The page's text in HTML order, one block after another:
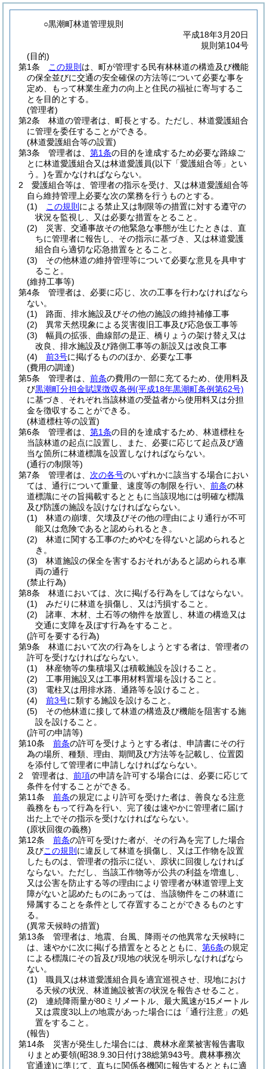
○黒潮町林道管理規則
平成18年3月20日
規則第104号
(目的)
第1条
この規則 は、町が管理する民有林林道の構造及び機能
の保全並びに交通の安全確保の方法等について必要な事を
定め、もって林業生産力の向上と住民の福祉に寄与するこ
とを目的とする。
(管理者)
第2条
林道の管理者は、町長とする。 ただし、林道愛護組合
に管理を委任することができる。
(林道愛護組合等の設置)
第3条
管理者は、 第1条の目的を達成するため必要な路線ご
とに林道愛護組合又は林道愛護員(以下「愛護組合等」とい
う。)を置かなければならない。
2
愛護組合等は、管理者の指示を受け、又は林道愛護組合等
自ら維持管理上必要な次の業務を行うものとする。
(1)
この規則 による禁止又は制限等の措置に対する遵守の
状況を監視し、又は必要な措置をとること。
(2)
災害、交通事故その他緊急な事態が生じたときは、直
ちに管理者に報告し、その指示に基づき、又は林道愛護
組合自ら適切な応急措置をとること。
(3)
その他林道の維持管理等について必要な意見を具申す
ること。
(維持工事等)
第4条
管理者は、必要に応じ、次の工事を行わなければなら
ない。
(1)
路面、排水施設及びその他の施設の維持補修工事
(2)
異常天然現象による災害復旧工事及び応急仮工事等
(3)
幅員の拡張、曲線部の是正、橋りょうの架け替え又は
改良、排水施設及び路側工事等の新設又は改良工事
(4)
前3号に掲げるもののほか、必要な工事
(費用の調達)
第5条
管理者は、 前条の費用の一部に充てるため、使用料及
び黒潮町分担金賦課徴収条例(平成18年黒潮町条例第62号)
に基づき、それぞれ当該林道の受益者から使用料又は分担
金を徴収することができる。
(林道標柱等の設置)
第6条
管理者は、 第1条の目的を達成するため、林道標柱を
当該林道の起点に設置し、また、必要に応じて起点及び適
当な箇所に林道標識を設置しなければならない。
(通行の制限等)
第7条
管理者は、 次の各号のいずれかに該当する場合におい
ては、通行について重量、速度等の制限を行い、 前条の林
道標識にその旨掲載するとともに当該現地には明確な標識
及び防護の施設を設けなければならない。
(1)
林道の崩壊、欠壊及びその他の理由により通行が不可
能又は危険であると認められるとき。
(2)
林道に関する工事のためやむを得ないと認められると
き。
(3)
林道施設の保全を害するおそれがあると認められる車
両の通行
(禁止行為)
第8条
林道においては、次に掲げる行為をしてはならない。
(1)
みだりに林道を損傷し、又は汚損すること。
(2)
諸車、木材、土石等の物件を放置し、林道の構造又は
交通に支障を及ぼす行為をすること。
(許可を要する行為)
第9条
林道において次の行為をしようとする者は、管理者の
許可を受けなければならない。
(1)
林産物等の集積場又は積載施設を設けること。
(2)
工事用施設又は工事用材料置場を設けること。
(3)
電柱又は用排水路、通路等を設けること。
(4)
前3号に類する施設を設けること。
(5)
その他林道に接して林道の構造及び機能を阻害する施
設を設けること。
(許可の申請等)
第10条
前条の許可を受けようとする者は、申請書にその行
為の場所、種類、理由、期間及び方法等を記載し、位置図
を添付して管理者に申請しなければならない。
2
管理者は、 前項の申請を許可する場合には、必要に応じて
条件を付することができる。
第11条
前条の規定により許可を受けた者は、善良なる注意
義務をもって行為を行い、完了後は速やかに管理者に届け
出た上でその指示を受けなければならない。
(原状回復の義務)
第12条
前条の許可を受けた者が、その行為を完了した場合
及びこの規則 に違反して林道を損傷し、又は工作物を設置
したものは、管理者の指示に従い、原状に回復しなければ
ならない。 ただし、当該工作物等が公共の利益を増進し、
又は公害を防止する等の理由により管理者が林道管理上支
障がないと認めたものにあっては、当該物件をこの林道に
帰属することを条件として存置することができるものとす
る。
(異常天候時の措置)
第13条
管理者は、地震、台風、降雨その他異常な天候時に
は、速やかに次に掲げる措置をとるとともに、 第6条の規定
による標識にその旨及び現地の状況を明示しなければなら
ない。
(1)
職員又は林道愛護組合員を適宜巡視させ、現地におけ
る天候の状況、林道施設被害の状況を報告させること。
(2)
連続降雨量が80ミリメートル、最大風速が15メートル
又は震度3以上の地震があった場合には「通行注意」の処
置をすること。
(報告)
第14条
災害が発生した場合には、農林水産業被害報告書取
りまとめ要領(昭38.9.30日付け38総第943号。農林事務次
官通達)に準じて、直ちに関係各機関に報告するとともに適